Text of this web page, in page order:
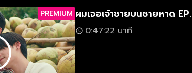
PREMIUM ผมเจอเจ้าชายบนชายหาด
0:47:22 นาที